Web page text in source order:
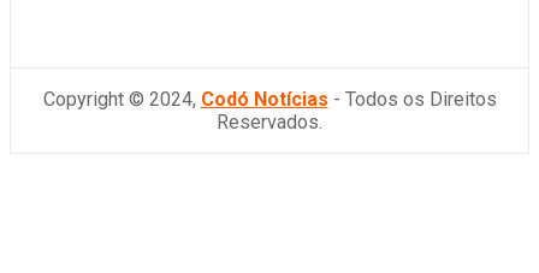
Copyright © 2024, Codó Notícias - Todos os Direitos
Reservados.